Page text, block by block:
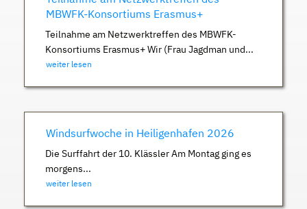
MBWFK-Konsortiums Erasmus+
Teilnahme am Netzwerktreffen des MBWFK-
Konsortiums Erasmus+ Wir (Frau Jagdman und...
weiter lesen
Windsurfwoche in Heiligenhafen 2026
Die Surffahrt der 10. Klässler Am Montag ging es
morgens...
weiter lesen